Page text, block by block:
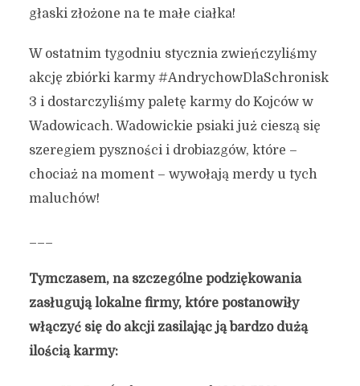
głaski złożone na te małe ciałka!
W ostatnim tygodniu stycznia zwieńczyliśmy
akcję zbiórki karmy #AndrychowDlaSchronisk
3 i dostarczyliśmy paletę karmy do Kojców w
Wadowicach. Wadowickie psiaki już cieszą się
szeregiem pyszności i drobiazgów, które –
chociaż na moment – wywołają merdy u tych
maluchów!
Tymczasem, na szczególne podziękowania
zasługują lokalne firmy, które postanowiły
włączyć się do akcji zasilając ją bardzo dużą
ilością karmy: